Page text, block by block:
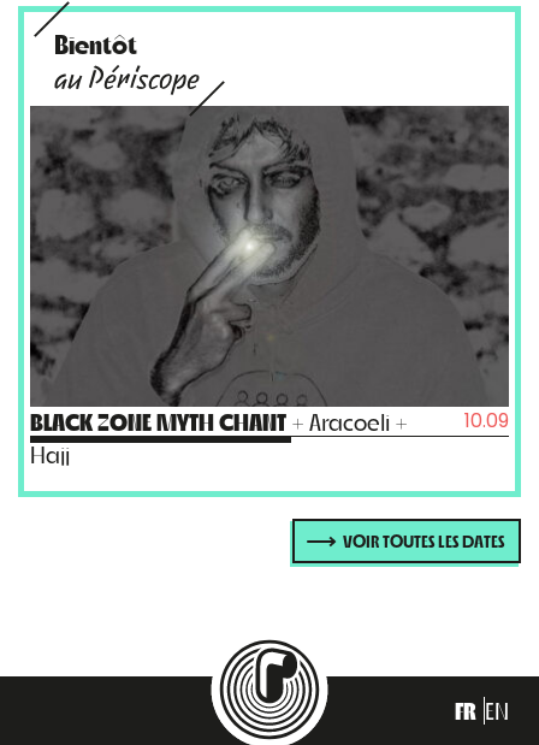
Bientôt
au Périscope
BLACK ZONE MYTH CHANT + Aracoeli +
Hajj
10.09
VOIR TOUTES LES DATES
FR EN